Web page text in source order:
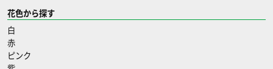
花色から探す
白
赤
ピンク